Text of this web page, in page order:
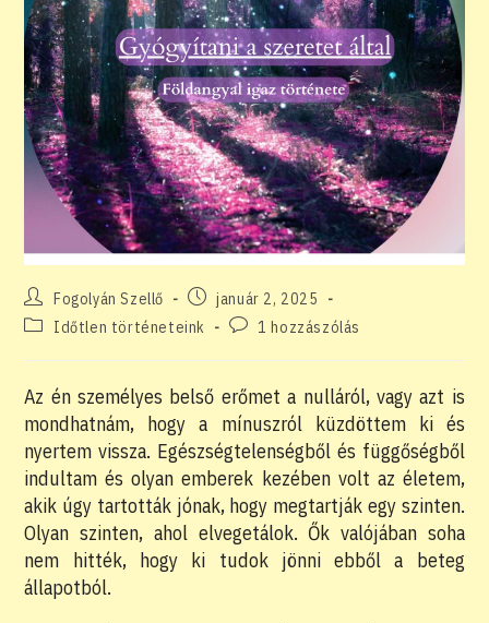
Post
author:
Fogolyán Szellő
Post
published:
január 2, 2025
PostIdőtlen történeteink
Post1 hozzászólás
Az én személyes belső erőmet a nulláról, vagy azt is
mondhatnám, hogy a mínuszról küzdöttem ki és
nyertem vissza. Egészségtelenségből és függőségből
indultam és olyan emberek kezében volt az életem,
akik úgy tartották jónak, hogy megtartják egy szinten.
Olyan szinten, ahol elvegetálok. Ők valójában soha
nem hitték, hogy ki tudok jönni ebből a beteg
állapotból.